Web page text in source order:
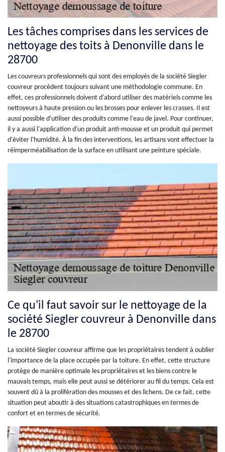
Les tâches comprises dans les services de
nettoyage des toits à Denonville dans le
28700
Les couvreurs professionnels qui sont des employés de la société Siegler
couvreur procèdent toujours suivant une méthodologie commune. En
effet, ces professionnels doivent d'abord utiliser des matériels comme les
nettoyeurs à haute pression ou les brosses pour enlever les crasses. Il est
aussi possible d'utiliser des produits comme l'eau de javel. Pour continuer,
il y a aussi l'application d'un produit anti-mousse et un produit qui permet
d'éviter l'humidité. À la fin des interventions, les artisans vont effectuer la
réimperméabilisation de la surface en utilisant une peinture spéciale.
Ce qu'il faut savoir sur le nettoyage de la
société Siegler couvreur à Denonville dans
le 28700
La société Siegler couvreur affirme que les propriétaires tendent à oublier
l'importance de la place occupée par la toiture. En effet, cette structure
protège de manière optimale les propriétaires et les biens contre le
mauvais temps, mais elle peut aussi se détériorer au fil du temps. Cela est
souvent dû à la prolifération des mousses et des lichens. De ce fait, cette
situation peut aboutir à des situations catastrophiques en termes de
confort et en termes de sécurité.